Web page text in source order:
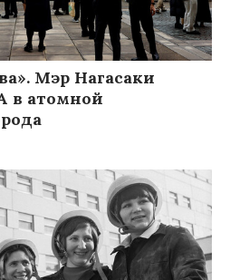
Мэр Нагасаки
в атомной